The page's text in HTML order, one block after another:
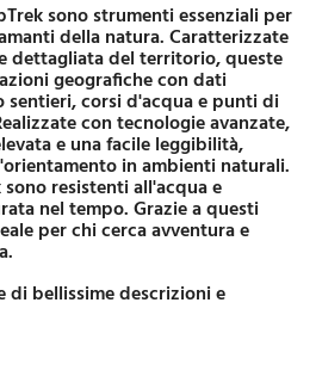
della natura. Caratterizzate
dettagliata del territorio, queste
geografiche con dati
corsi d'acqua e punti di
con tecnologie avanzate,
e una facile leggibilità,
in ambienti naturali.
resistenti all'acqua e
nel tempo. Grazie a questi
per chi cerca avventura e